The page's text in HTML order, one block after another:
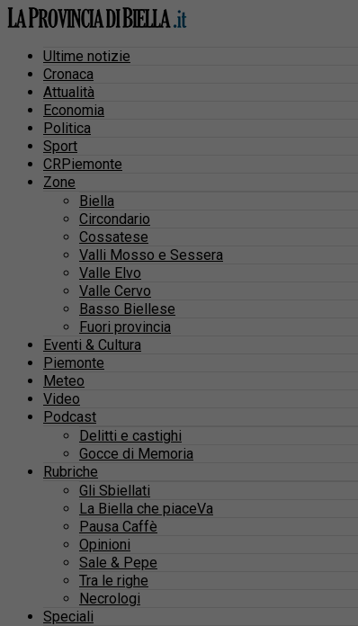
Ultime notizie
Cronaca
Attualità
Economia
Politica
Sport
CRPiemonte
Zone
Biella
Circondario
Cossatese
Valli Mosso e Sessera
Valle Elvo
Valle Cervo
Basso Biellese
Fuori provincia
Eventi & Cultura
Piemonte
Meteo
Video
Podcast
Delitti e castighi
Gocce di Memoria
Rubriche
Gli Sbiellati
La Biella che piaceVa
Pausa Caffè
Opinioni
Sale & Pepe
Tra le righe
Necrologi
Speciali